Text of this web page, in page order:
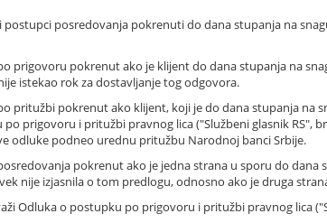
posredovanja pokrenuti do dana stupanja na
prigovoru pokrenut ako je klijent do dana stupanja na
istekao rok za dostavljanje tog odgovora.
pritužbi pokrenut ako klijent, koji je do dana stupanja na
prigovoru i pritužbi pravnog lica ("Službeni glasnik RS",
odluke podneo urednu pritužbu Narodnoj banci Srbije.
pokrenut ako je jedna strana u sporu do
nije izjasnila o tom predlogu, odnosno ako je druga
Odluka o postupku po prigovoru i pritužbi pravnog lica